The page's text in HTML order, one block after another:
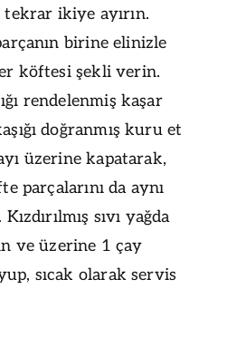
ikiye ayırın.
birine elinizle
köftesi şekli verin.
rendelenmiş kaşar
doğranmış kuru et
üzerine kapatarak,
parçalarını da aynı
sıvı yağda
ve üzerine 1 çay
sıcak olarak servis